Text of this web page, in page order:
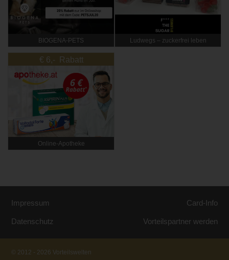
BIOGENA-PETS Ludwegs – zuckerfrei leben
€ 6,- Rabatt
Online‑Apotheke
Impressum
Datenschutz
Card-Info
Vorteilspartner werden
© 2012 - 2026 Vorteilswelten